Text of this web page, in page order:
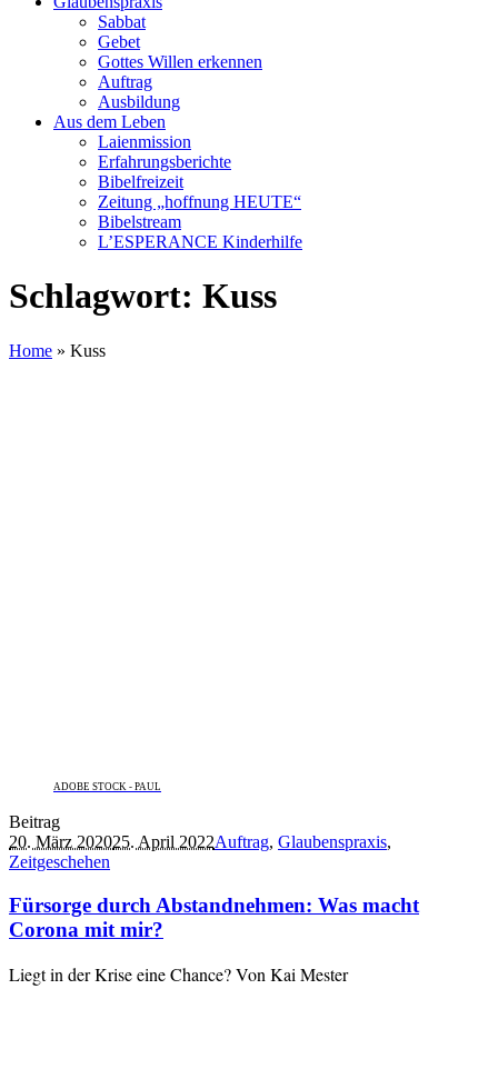
Sabbat
Gebet
Gottes Willen erkennen
Auftrag
Ausbildung
Aus dem Leben
Laienmission
Erfahrungsberichte
Bibelfreizeit
Zeitung „hoffnung HEUTE“
Bibelstream
L’ESPERANCE Kinderhilfe
Schlagwort: Kuss
Home » Kuss
ADOBE STOCK - PAUL
Beitrag
20. März 202025. April 2022Auftrag, Glaubenspraxis,
Zeitgeschehen
Fürsorge durch Abstandnehmen: Was macht
Corona mit mir?
Liegt in der Krise eine Chance? Von Kai Mester